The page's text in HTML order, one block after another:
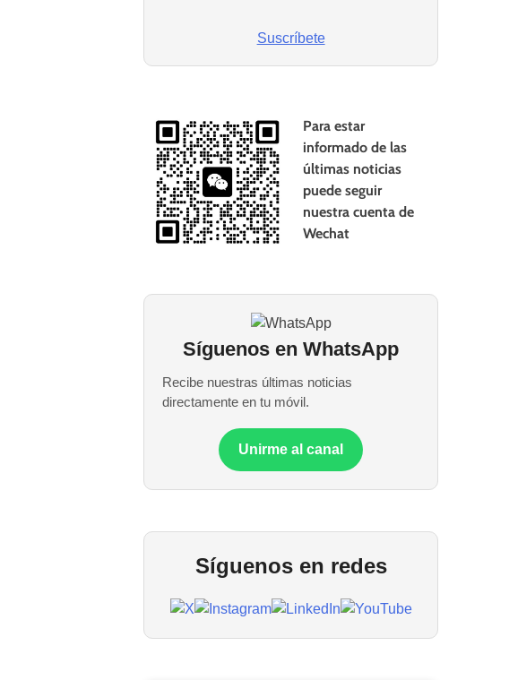
Suscríbete
Para estar
informado de las
últimas noticias
puede seguir
nuestra cuenta de
Wechat
Síguenos en WhatsApp
Recibe nuestras últimas noticias
directamente en tu móvil.
Unirme al canal
Síguenos en redes